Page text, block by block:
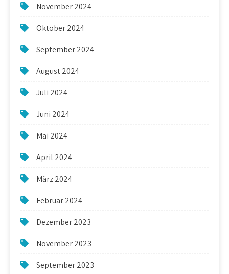
November 2024
Oktober 2024
September 2024
August 2024
Juli 2024
Juni 2024
Mai 2024
April 2024
März 2024
Februar 2024
Dezember 2023
November 2023
September 2023